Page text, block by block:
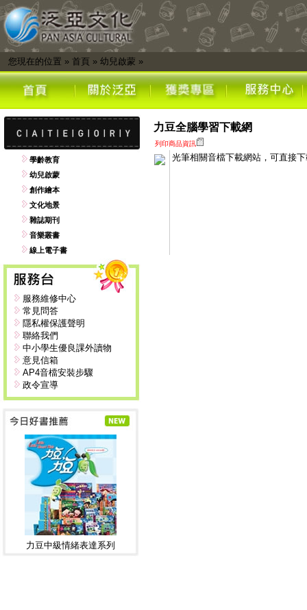
您現在的位置 » 首頁 » 幼兒啟蒙 »
學齡教育
幼兒啟蒙
創作繪本
文化地景
雜誌期刊
音樂叢書
線上電子書
服務維修中心
常見問答
隱私權保護聲明
聯絡我們
中小學生優良課外讀物
意見信箱
AP4音檔安裝步驟
政令宣導
力豆中級情緒表達系列
力豆全腦學習下載網
列印商品資訊
光筆相關音檔下載網站，可直接